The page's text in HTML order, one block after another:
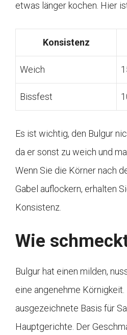
etwas länger kochen. Hier
Konsistenz
Weich
Bissfest
Es ist wichtig, den Bulgur
da er sonst zu weich und
Wenn Sie die Körner nach
Gabel auflockern, erhalten
Konsistenz.
Wie
Bulgur hat einen milden,
eine angenehme Körnigkeit.
ausgezeichnete Basis für
Hauptgerichte. Der